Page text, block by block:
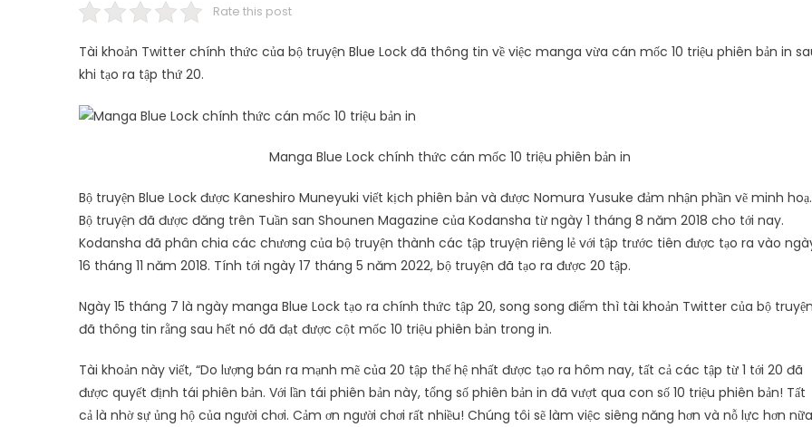
Rate this post
Tài khoản Twitter chính thức của bộ truyện Blue Lock đã thông tin về việc manga vừa cán mốc 10 triệu phiên bản in
khi tạo ra tập thứ 20.
Manga Blue Lock chính thức cán mốc 10 triệu phiên bản in
Bộ truyện Blue Lock được Kaneshiro Muneyuki viết kịch phiên bản và được Nomura Yusuke đảm nhận phần vẽ minh hoạ.
Bộ truyện đã được đăng trên Tuần san Shounen Magazine của Kodansha từ ngày 1 tháng 8 năm 2018 cho tới nay.
Kodansha đã phân chia các chương của bộ truyện thành các tập truyện riêng lẻ với tập trước tiên được tạo ra vào
16 tháng 11 năm 2018. Tính tới ngày 17 tháng 5 năm 2022, bộ truyện đã tạo ra được 20 tập.
Ngày 15 tháng 7 là ngày manga Blue Lock tạo ra chính thức tập 20, song song điểm thì tài khoản Twitter của bộ
đã thông tin rằng sau hết nó đã đạt được cột mốc 10 triệu phiên bản trong in.
Tài khoản này viết, “Do lượng bán ra mạnh mẽ của 20 tập thế hệ nhất được tạo ra hôm nay, tất cả các tập từ 1 tới 20 đã
được quyết định tái phiên bản. Với lần tái phiên bản này, tổng số phiên bản in đã vượt qua con số 10 triệu phiên bản! Tất
cả là nhờ sự ủng hộ của người chơi. Cảm ơn người chơi rất nhiều! Chúng tôi sẽ làm việc siêng năng hơn và nỗ lực hơn nữa